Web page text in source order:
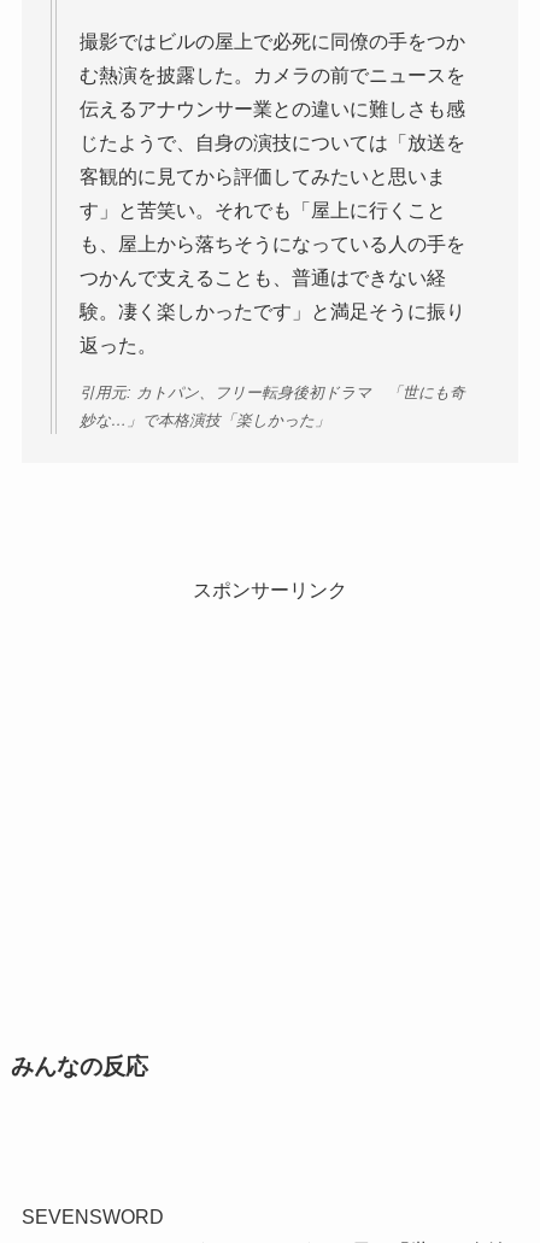
撮影ではビルの屋上で必死に同僚の手をつか
む熱演を披露した。カメラの前でニュースを
伝えるアナウンサー業との違いに難しさも感
じたようで、自身の演技については「放送を
客観的に見てから評価してみたいと思いま
す」と苦笑い。それでも「屋上に行くこと
も、屋上から落ちそうになっている人の手を
つかんで支えることも、普通はできない経
験。凄く楽しかったです」と満足そうに振り
返った。
引用元: カトパン、フリー転身後初ドラマ 「世にも奇
妙な…」で本格演技「楽しかった」
スポンサーリンク
みんなの反応
SEVENSWORD